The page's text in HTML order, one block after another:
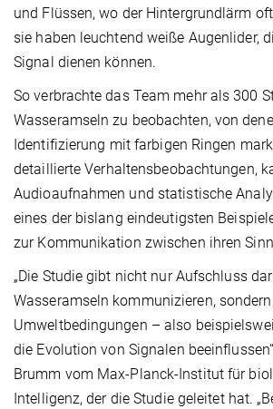
und Flüssen, wo der Hintergrundlärm
sie haben leuchtend weiße Augenlider,
Signal dienen können.
So verbrachte das Team mehr als 300
Wasseramseln zu beobachten, von
Identifizierung mit farbigen Ringen
detaillierte Verhaltensbeobachtungen,
Audioaufnahmen und statistische
eines der bislang eindeutigsten
zur Kommunikation zwischen ihren
„Die Studie gibt nicht nur Aufschluss
Wasseramseln kommunizieren,
Umweltbedingungen – also
die Evolution von Signalen
Brumm vom Max-Planck-Institut für
Intelligenz, der die Studie geleitet hat.